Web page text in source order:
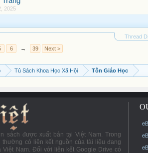
2025
Thread
6 → 39 Next >
Tủ Sách Khoa Học Xã Hội Tôn Giáo Học
sách được xuất bản tại Việt Nam. Trong
có liên kết nguồn của tài liệu đang
Nam. Đối với liên kết Google Drive có